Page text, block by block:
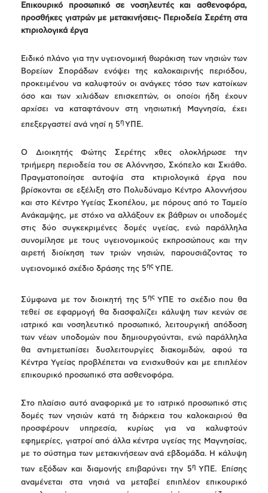
Επικουρικό προσωπικό σε νοσηλευτές και ασθενοφόρα,
προσθήκες γιατρών με μετακινήσεις- Περιοδεία Σερέτη στα
κτιριολογικά έργα
Ειδικό πλάνο για την υγειονομική θωράκιση των νησιών των
Βορείων Σποράδων ενόψει της καλοκαιρινής περιόδου,
προκειμένου να καλυφτούν οι ανάγκες τόσο των κατοίκων
όσο και των χιλιάδων επισκεπτών, οι οποίοι ήδη έχουν
αρχίσει να καταφτάνουν στη νησιωτική Μαγνησία, έχει
επεξεργαστεί ανά νησί η 5ηΥΠΕ.
Ο Διοικητής Φώτης Σερέτης χθες ολοκλήρωσε την
τριήμερη περιοδεία του σε Αλόννησο, Σκόπελο και Σκιάθο.
Πραγματοποίησε αυτοψία στα κτιριολογικά έργα που
βρίσκονται σε εξέλιξη στο Πολυδύναμο Κέντρο Αλοννήσου
και στο Κέντρο Υγείας Σκοπέλου, με πόρους από το Ταμείο
Ανάκαμψης, με στόχο να αλλάξουν εκ βάθρων οι υποδομές
στις δύο συγκεκριμένες δομές υγείας, ενώ παράλληλα
συνομίλησε με τους υγειονομικούς εκπροσώπους και την
αιρετή διοίκηση των τριών νησιών, παρουσιάζοντας το
υγειονομικό σχέδιο δράσης της 5ης ΥΠΕ.
Σύμφωνα με τον διοικητή της 5ης ΥΠΕ το σχέδιο που θα
τεθεί σε εφαρμογή θα διασφαλίζει κάλυψη των κενών σε
ιατρικό και νοσηλευτικό προσωπικό, λειτουργική απόδοση
των νέων υποδομών που δημιουργούνται, ενώ παράλληλα
θα αντιμετωπίσει δυσλειτουργίες διακομιδών, αφού τα
Κέντρα Υγείας προβλέπεται να ενισχυθούν και με επιπλέον
επικουρικό προσωπικό στα ασθενοφόρα.
Στο πλαίσιο αυτό αναφορικά με το ιατρικό προσωπικό στις
δομές των νησιών κατά τη διάρκεια του καλοκαιριού θα
προσφέρουν υπηρεσία, κυρίως για να καλυφτούν
εφημερίες, γιατροί από άλλα κέντρα υγείας της Μαγνησίας,
με το σύστημα των μετακινήσεων ανά εβδομάδα. Η κάλυψη
των εξόδων και διαμονής επιβαρύνει την 5η ΥΠΕ. Επίσης
αναμένεται στα νησιά να μεταβεί επιπλέον επικουρικό